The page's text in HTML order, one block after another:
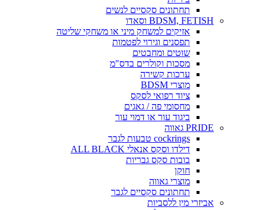
תחתונים סקסיים לנשים
BDSM, FETISH וסאדו
אזיקים למשחק מיני או משחקי שליטה
תפסנים וגירוי לפטמות
שוטים ומחבטים
מסכות וקולרים בדס"מ
ערכות קשירה
מוצרי BDSM
ציוד רפואי לסקס
מחסומי פה / גאגים
ביגוד עור או דמוי עור
PRIDE גאווה
cockrings טבעות לגבר
דילדו וסקס אנאלי ALL BLACK
בובות סקס גבריות
חוקן
מוצרי גאווה
תחתונים סקסיים לגבר
אביזרי מין ללסביות